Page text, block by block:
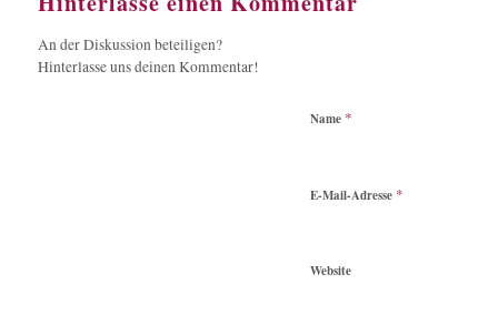
An der Diskussion beteiligen?
Hinterlasse uns deinen Kommentar!
Name *
E-Mail-Adresse *
Website